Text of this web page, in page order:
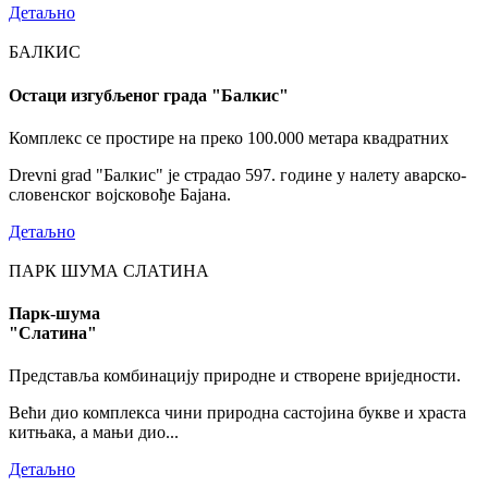
Детаљно
БАЛКИС
Остаци изгубљеног града "Балкис"
Комплекс се простире на преко 100.000 метара квадратних
Drevni grad "Балкис" је страдао 597. године у налету аварско-
словенског војсковође Бајана.
Детаљно
ПАРК ШУМА СЛАТИНА
Парк-шума
"Слатина"
Представља комбинацију природне и створене вриједности.
Већи дио комплекса чини природна састојина букве и храста
китњака, а мањи дио...
Детаљно